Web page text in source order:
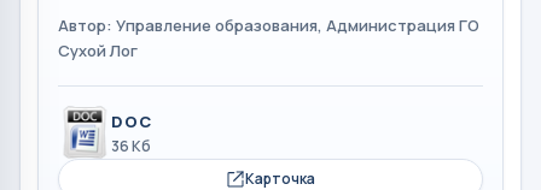
Автор: Управление образования, Администрация ГО
Сухой Лог
DOC
36 Кб
Карточка